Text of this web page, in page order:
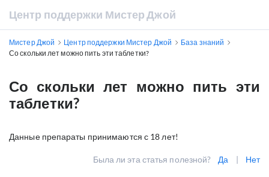
Центр поддержки Мистер Джой
Мистер Джой Центр поддержки Мистер Джой
База знаний
Со скольки лет можно пить эти таблетки?
Со скольки лет можно пить эти
таблетки?
Данные препараты принимаются с 18 лет!
Была ли эта статья полезной? Да | Нет